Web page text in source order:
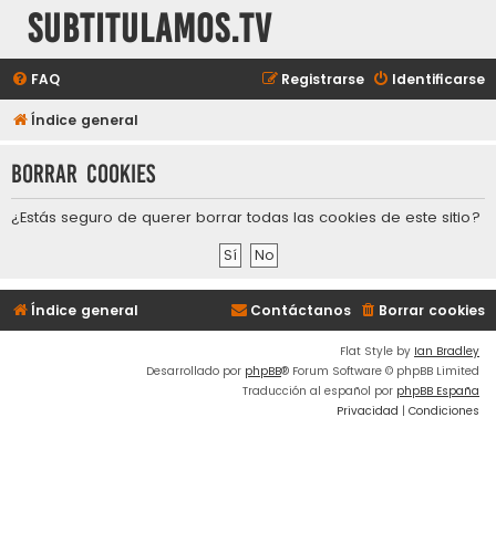
subtitulamos.tv
FAQ Identificarse
Registrarse
Índice general
Borrar cookies
¿Estás seguro de querer borrar todas las cookies de este sitio?
Índice general Borrar cookies
Contáctanos
Flat Style by Ian Bradley
Desarrollado por phpBB® Forum Software © phpBB Limited
Traducción al español por phpBB España
Privacidad | Condiciones